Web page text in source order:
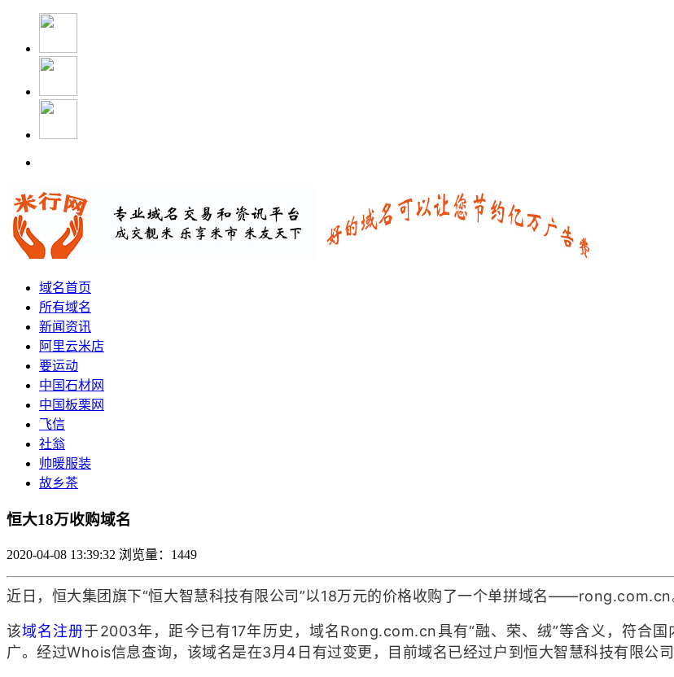
域名首页
所有域名
新闻资讯
阿里云米店
要运动
中国石材网
中国板栗网
飞信
社翁
帅暖服装
故乡茶
恒大18万收购域名
2020-04-08 13:39:32 浏览量：1449
近日，恒大集团旗下“恒大智慧科技有限公司”以18万元的价格收购了一个单拼域名——rong.com.cn
该域名注册于2003年，距今已有17年历史，域名Rong.com.cn具有“融、荣、绒”等含义，符合
广。经过Whois信息查询，该域名是在3月4日有过变更，目前域名已经过户到恒大智慧科技有限公司